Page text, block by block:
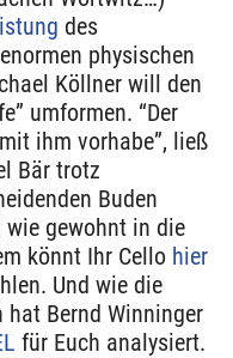
des
physischen
Köllner will den
umformen. “Der
ihm vorhabe”, ließ
Bär trotz
Buden
gewohnt in die
könnt Ihr Cello hier
Und wie die
hat Bernd Winninger
für Euch analysiert.